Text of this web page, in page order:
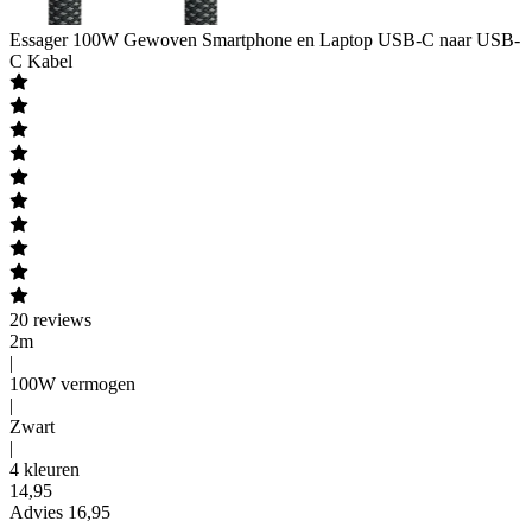
Essager 100W Gewoven Smartphone en Laptop USB-C naar USB-
C Kabel
20 reviews
2m
|
100W vermogen
|
Zwart
|
4 kleuren
14,95
Advies 16,95